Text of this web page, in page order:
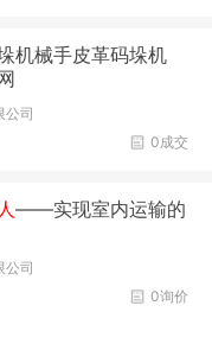
机械手皮革码垛机
公司
0成交
——实现室内运输的
公司
0询价